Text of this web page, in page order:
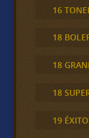
16
18
18
18
19